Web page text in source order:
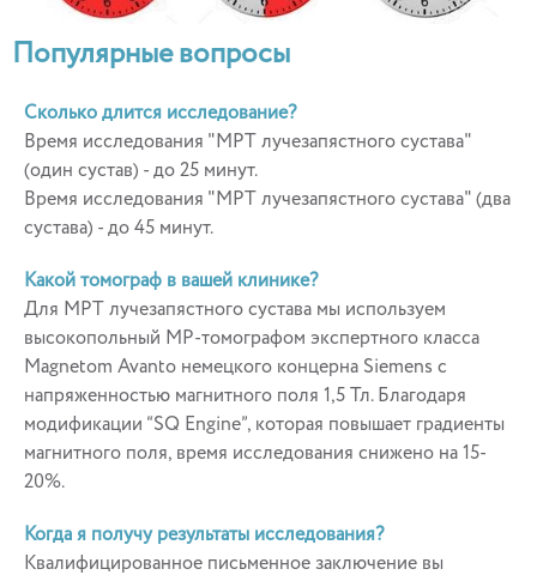
Популярные вопросы
Сколько длится исследование?
Время исследования "МРТ лучезапястного сустава"
(один сустав) - до 25 минут.
Время исследования "МРТ лучезапястного сустава" (два
сустава) - до 45 минут.
Какой томограф в вашей клинике?
Для МРТ лучезапястного сустава мы используем
высокопольный МР-томографом экспертного класса
Magnetom Avanto немецкого концерна Siemens с
напряженностью магнитного поля 1,5 Тл. Благодаря
модификации “SQ Engine”, которая повышает градиенты
магнитного поля, время исследования снижено на 15-
20%.
Когда я получу результаты исследования?
Квалифицированное письменное заключение вы